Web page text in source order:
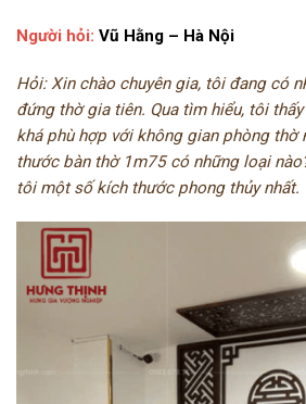
Người hỏi: Vũ Hằng – Hà Nội
Hỏi: Xin chào chuyên gia, tôi đang có
đứng thờ gia tiên. Qua tìm hiểu, tôi
khá phù hợp với không gian phòng thờ
thước bàn thờ 1m75 có những loại
tôi một số kích thước phong thủy nhất.